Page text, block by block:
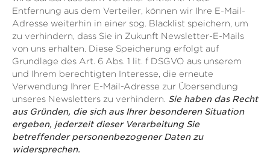
Entfernung aus dem Verteiler, können wir Ihre E-Mail-
Adresse weiterhin in einer sog. Blacklist speichern, um
zu verhindern, dass Sie in Zukunft Newsletter-E-Mails
von uns erhalten. Diese Speicherung erfolgt auf
Grundlage des Art. 6 Abs. 1 lit. f DSGVO aus unserem
und Ihrem berechtigten Interesse, die erneute
Verwendung Ihrer E-Mail-Adresse zur Übersendung
unseres Newsletters zu verhindern. Sie haben das Recht
aus Gründen, die sich aus Ihrer besonderen Situation
ergeben, jederzeit dieser Verarbeitung Sie
betreffender personenbezogener Daten zu
widersprechen.